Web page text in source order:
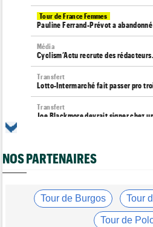
Tour de France Femmes
Pauline Ferrand-Prévot a
Média
Cyclism’Actu recrute des
Transfert
Lotto-Intermarché fait passer pro
Transfert
Joe Blackmore devrait signer chez
!
Route
Romain Bardet hospitalisé après
NOS PARTENAIRES
Tour de Burgos Tour
Tour de